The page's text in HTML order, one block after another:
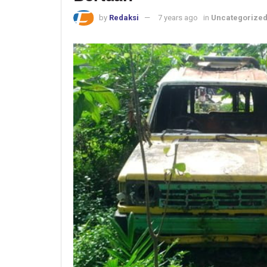
by Redaksi 7 years ago in Uncategorized